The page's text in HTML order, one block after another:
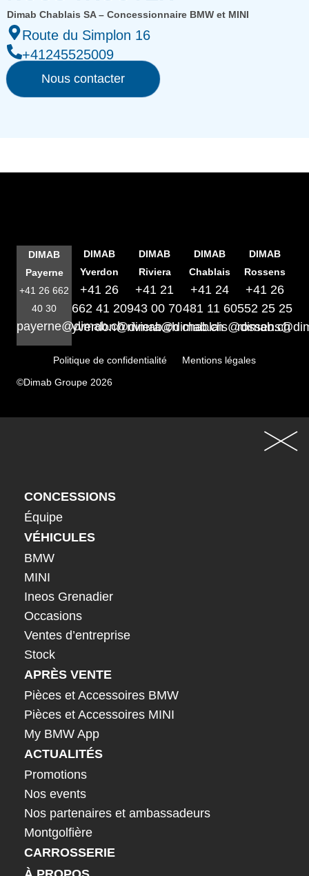
Dimab Chablais SA – Concessionnaire BMW et MINI
Route du Simplon 16
+41245525009
Nous contacter
DIMAB
Payerne
+41 26 662
40 30
payerne@dimab.ch
DIMAB
Yverdon
+41 26
662 41 20
yverdon@dimab.ch
DIMAB
Riviera
+41 21
943 00 70
riviera@dimab.ch
DIMAB
Chablais
+41 24
481 11 60
chablais@dimab.ch
DIMAB
Rossens
+41 26
552 25 25
Politique de confidentialité
Mentions légales
©Dimab Groupe 2026
CONCESSIONS
Équipe
VÉHICULES
BMW
MINI
Ineos Grenadier
Occasions
Ventes d’entreprise
Stock
APRÈS VENTE
Pièces et Accessoires BMW
Pièces et Accessoires MINI
My BMW App
ACTUALITÉS
Promotions
Nos events
Nos partenaires et ambassadeurs
Montgolfière
CARROSSERIE